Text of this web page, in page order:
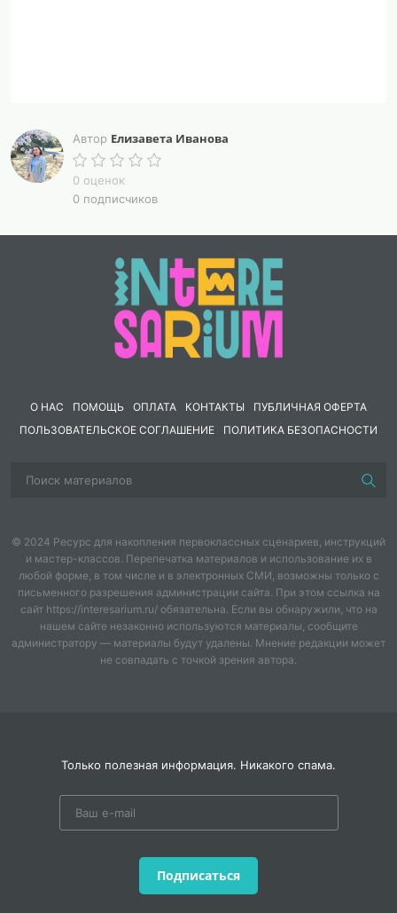
Автор Елизавета Иванова
0 оценок
0 подписчиков
О НАС ПОМОЩЬ ОПЛАТА КОНТАКТЫ
ПУБЛИЧНАЯ ОФЕРТА
ПОЛЬЗОВАТЕЛЬСКОЕ СОГЛАШЕНИЕ
ПОЛИТИКА БЕЗОПАСНОСТИ
© 2024 Ресурс для накопления первоклассных сценариев, инструкций
и мастер-классов. Перепечатка материалов и использование их в
любой форме, в том числе и в электронных СМИ, возможны только с
письменного разрешения администрации сайта. При этом ссылка на
сайт https://interesarium.ru/ обязательна. Если вы обнаружили, что на
нашем сайте незаконно используются материалы, сообщите
администратору — материалы будут удалены. Мнение редакции может
не совпадать с точкой зрения автора.
Только полезная информация. Никакого спама.
Подписаться